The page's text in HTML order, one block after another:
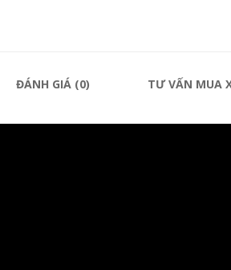
ĐÁNH GIÁ (0) TƯ VẤN MUA